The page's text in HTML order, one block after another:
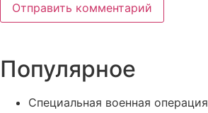
Популярное
Специальная военная операция